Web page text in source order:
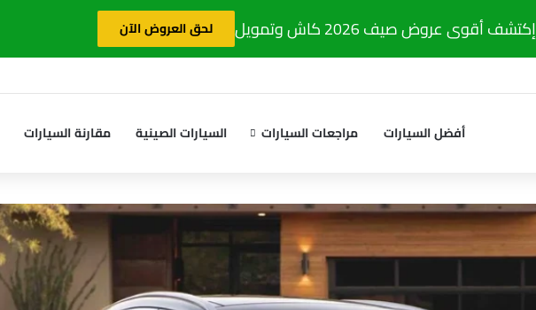
إكتشف أقوى عروض صيف 2026 كاش وتمويل لحق العروض الآن
أفضل السيارات مراجعات السيارات السيارات الصينية مقارنة السيارات